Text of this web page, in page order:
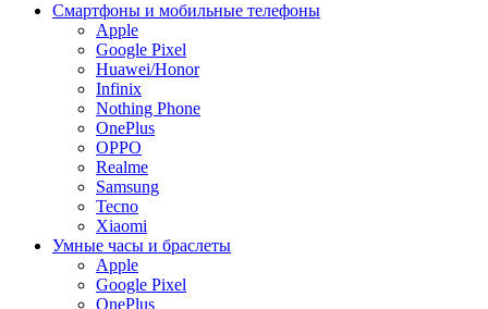
Смартфоны и мобильные телефоны
Apple
Google Pixel
Huawei/Honor
Infinix
Nothing Phone
OnePlus
OPPO
Realme
Samsung
Tecno
Xiaomi
Умные часы и браслеты
Apple
Google Pixel
OnePlus